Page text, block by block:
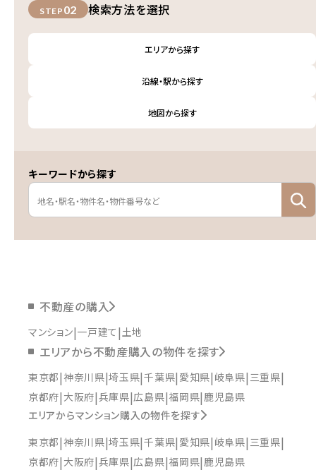
STEP 02 検索方法を選択
エリアから探す
沿線・駅から探す
地図から探す
キーワードから探す
不動産の購入
マンション 一戸建て 土地
エリアから不動産購入の物件を探す
東京都 神奈川県 埼玉県 千葉県 愛知県 岐阜県 三重県
京都府 大阪府 兵庫県 広島県 福岡県 鹿児島県
エリアからマンション購入の物件を探す
東京都 神奈川県 埼玉県 千葉県 愛知県 岐阜県 三重県
京都府 大阪府 兵庫県 広島県 福岡県 鹿児島県